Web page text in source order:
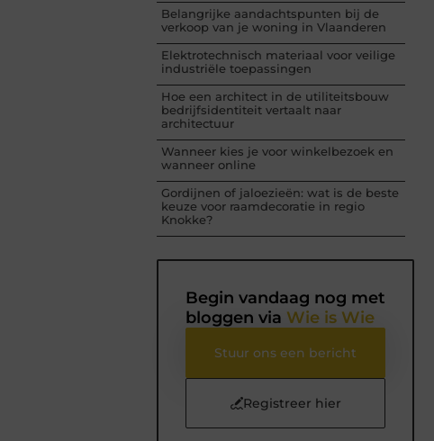
Belangrijke aandachtspunten bij de
verkoop van je woning in Vlaanderen
Elektrotechnisch materiaal voor veilige
industriële toepassingen
Hoe een architect in de utiliteitsbouw
bedrijfsidentiteit vertaalt naar
architectuur
Wanneer kies je voor winkelbezoek en
wanneer online
Gordijnen of jaloezieën: wat is de beste
keuze voor raamdecoratie in regio
Knokke?
Begin vandaag nog met
bloggen via Wie is Wie
Stuur ons een bericht
Registreer hier